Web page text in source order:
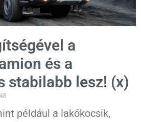
a
és a
stabilabb lesz! (x)
például a lakókocsik,